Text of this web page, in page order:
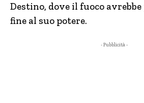
Destino, dove il fuoco
fine al suo potere.
- Pubblicità -